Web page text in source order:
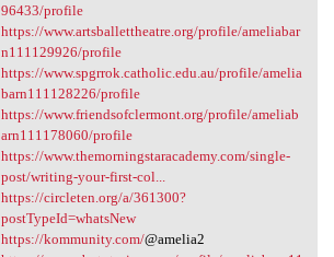
96433/profile
https://www.artsballettheatre.org/profile/ameliabar
n111129926/profile
https://www.spgrrok.catholic.edu.au/profile/amelia
barn111128226/profile
https://www.friendsofclermont.org/profile/ameliab
arn111178060/profile
https://www.themorningstaracademy.com/single-
post/writing-your-first-col...
https://circleten.org/a/361300?
postTypeId=whatsNew
https://kommunity.com/@amelia2